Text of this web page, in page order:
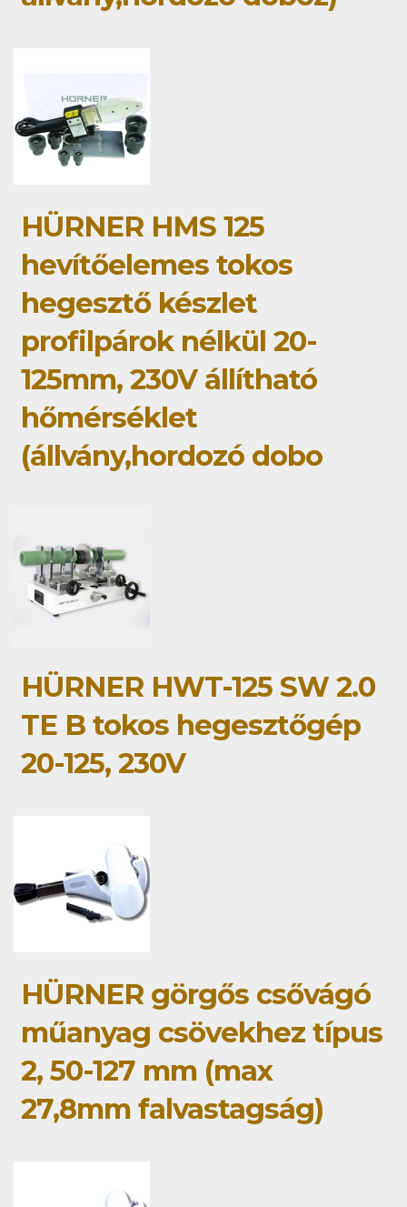
HÜRNER HMS 125
hevítőelemes tokos
hegesztő készlet
profilpárok nélkül 20-
125mm, 230V állítható
hőmérséklet
(állvány,hordozó dobo
HÜRNER HWT-125 SW 2.0
TE B tokos hegesztőgép
20-125, 230V
HÜRNER görgős csővágó
műanyag csövekhez típus
2, 50-127 mm (max
27,8mm falvastagság)